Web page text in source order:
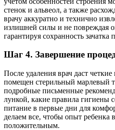
стенок и альвеол, а также
врачу аккуратно и технично
излишней силы и не повреждая
гарантируя сохранность зачатка
Шаг 4. Завершение
После удаления врач даст
помещен стерильный марлевый
подробные письменные
лункой, какие правила гигиены
питание в первые дни для
делаем все, чтобы опыт ребенка
положительным.